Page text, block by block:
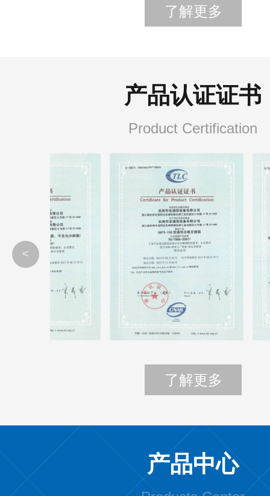
了解更多
产品认证证书
Product Certification
<
了解更多
产品中心